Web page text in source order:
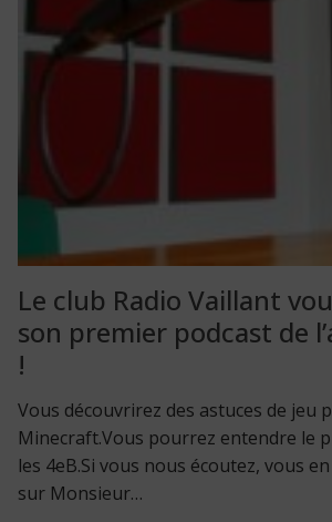
Le club Radio Vaillant
son premier podcast de
!
Vous découvrirez des astuces de jeu
Minecraft.Vous pourrez entendre le
les 4eB.Si vous nous écoutez, vous
sur Monsieur…